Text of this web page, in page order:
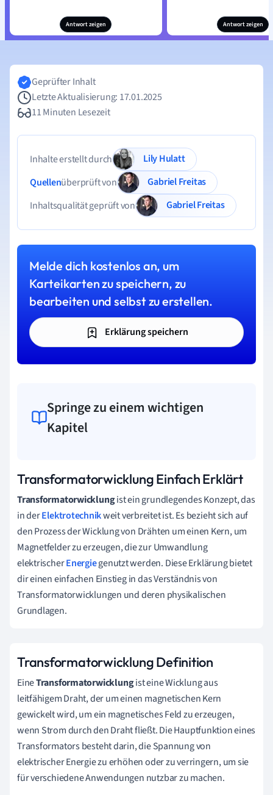
Antwort zeigen Antwort zeigen
Geprüfter Inhalt
Letzte Aktualisierung: 17.01.2025
11 Minuten Lesezeit
Inhalte erstellt durch
Lily Hulatt
Quellenüberprüft von
Gabriel Freitas
Inhaltsqualität geprüft von
Gabriel Freitas
Melde dich kostenlos an, um
Karteikarten zu speichern, zu
bearbeiten und selbst zu erstellen.
Erklärung speichern
Springe zu einem wichtigen
Kapitel
Transformatorwicklung Einfach Erklärt
Transformatorwicklungist ein grundlegendes Konzept, das
in derElektrotechnikweit verbreitet ist. Es bezieht sich auf
den Prozess der Wicklung von Drähten um einen Kern, um
Magnetfelder zu erzeugen, die zur Umwandlung
elektrischerEnergiegenutzt werden. Diese Erklärung bietet
dir einen einfachen Einstieg in das Verständnis von
Transformatorwicklungen und deren physikalischen
Grundlagen.
Transformatorwicklung Definition
EineTransformatorwicklungist eine Wicklung aus
leitfähigem Draht, der um einen magnetischen Kern
gewickelt wird, um ein magnetisches Feld zu erzeugen,
wenn Strom durch den Draht fließt. Die Hauptfunktion eines
Transformators besteht darin, die Spannung von
elektrischer Energie zu erhöhen oder zu verringern, um sie
für verschiedene Anwendungen nutzbar zu machen.